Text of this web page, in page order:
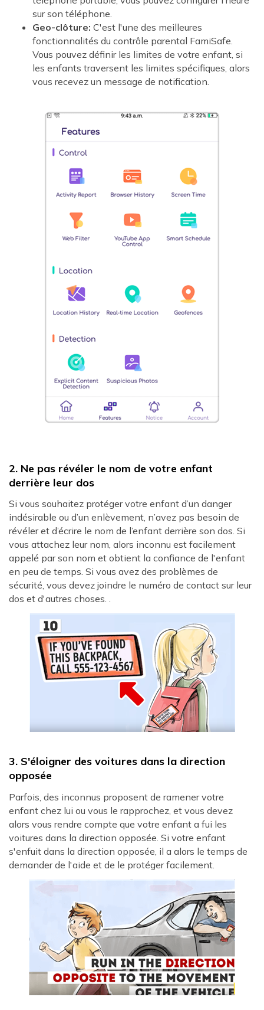
sur son téléphone.
Geo-clôture: C'est l'une des meilleures
fonctionnalités du contrôle parental FamiSafe.
Vous pouvez définir les limites de votre enfant, si
les enfants traversent les limites spécifiques, alors
vous recevez un message de notification.
2. Ne pas révéler le nom de votre enfant
derrière leur dos
Si vous souhaitez protéger votre enfant d’un danger
indésirable ou d’un enlèvement, n’avez pas besoin de
révéler et d’écrire le nom de l’enfant derrière son dos. Si
vous attachez leur nom, alors inconnu est facilement
appelé par son nom et obtient la confiance de l'enfant
en peu de temps. Si vous avez des problèmes de
sécurité, vous devez joindre le numéro de contact sur leur
dos et d'autres choses. .
3. S'éloigner des voitures dans la direction
opposée
Parfois, des inconnus proposent de ramener votre
enfant chez lui ou vous le rapprochez, et vous devez
alors vous rendre compte que votre enfant a fui les
voitures dans la direction opposée. Si votre enfant
s'enfuit dans la direction opposée, il a alors le temps de
demander de l'aide et de le protéger facilement.